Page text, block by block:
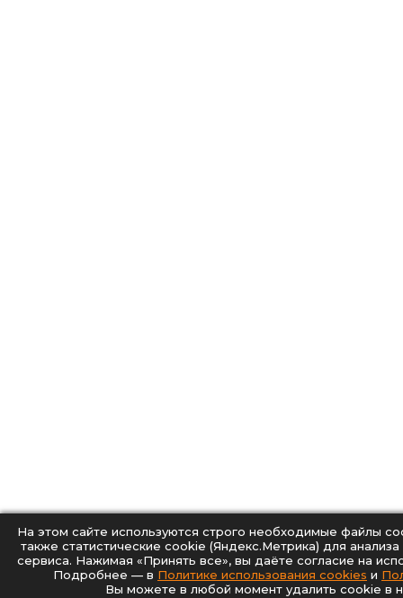
На этом сайте используются строго необходимые файлы
также статистические cookie (Яндекс.Метрика) для
сервиса. Нажимая «Принять все», вы даёте согласие на
Подробнее — в Политике использования cookies и
Вы можете в любой момент удалить cookie в